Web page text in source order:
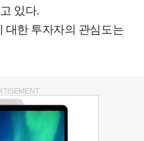
있다.
대한 투자자의 관심도는